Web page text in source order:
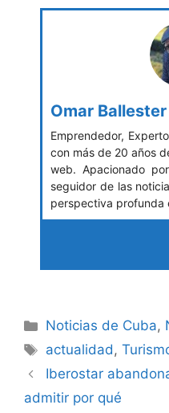
Omar Ballester
Emprendedor,
con más de 20 años
web. Apacionado
seguidor de las
perspectiva profunda
Categories
Noticias de Cuba,
Tags
actualidad,
Iberostar
admitir por qué